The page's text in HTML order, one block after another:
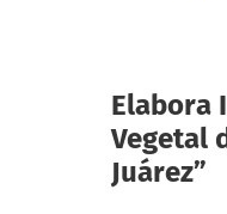
Elabora
Vegetal
Juárez”